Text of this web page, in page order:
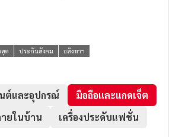
สุด ประกันสังคม อสังหาฯ
ต์และอุปกรณ์
มือถือและแกดเจ็ต
ยในบ้าน
เครื่องประดับแฟชั่น